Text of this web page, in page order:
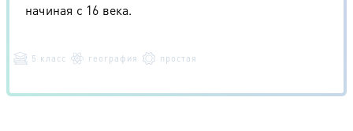
начиная с 16 века.
5 класс география простая